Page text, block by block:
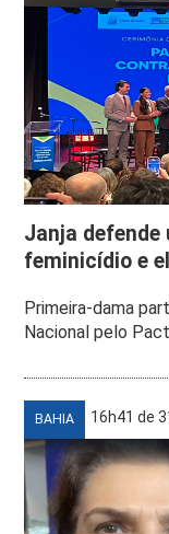
Janja defende
feminicídio e
Primeira-dama
Nacional pelo
BAHIA 16h41 de